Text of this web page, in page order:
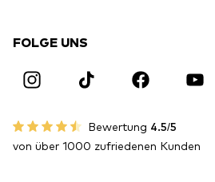
FOLGE UNS
Bewertung 4.5/5
von über 1000 zufriedenen Kunden